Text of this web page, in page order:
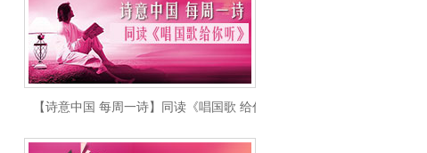
【诗意中国 每周一诗】同读《唱国歌 给你听》